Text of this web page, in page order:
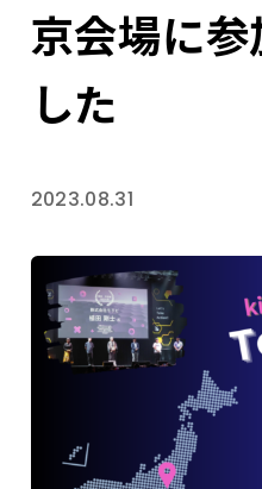
京会場に
した
2023.08.31